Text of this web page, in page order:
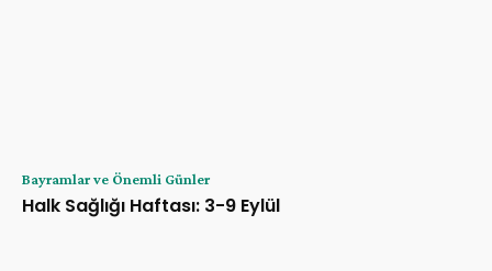
Bayramlar ve Önemli Günler
Halk Sağlığı Haftası: 3-9 Eylül